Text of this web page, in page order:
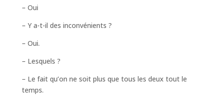
– Oui
– Y a-t-il des inconvénients ?
– Oui.
– Lesquels ?
– Le fait qu’on ne soit plus que tous les deux tout le
temps.